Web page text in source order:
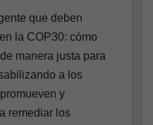
que deben
la COP30: cómo
manera justa para
a los
y
remediar los